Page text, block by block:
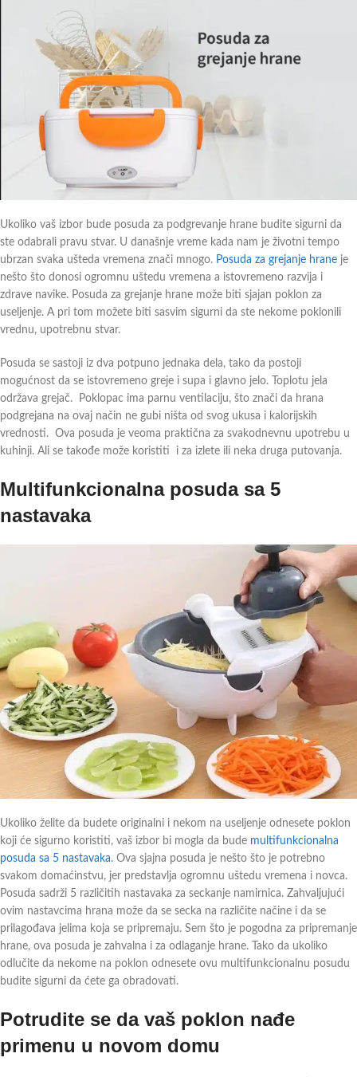
Ukoliko vaš izbor bude posuda za podgrevanje hrane budite sigurni da
ste odabrali pravu stvar. U današnje vreme kada nam je životni tempo
ubrzan svaka ušteda vremena znači mnogo. Posuda za grejanje hrane je
nešto što donosi ogromnu uštedu vremena a istovremeno razvija i
zdrave navike. Posuda za grejanje hrane može biti sjajan poklon za
useljenje. A pri tom možete biti sasvim sigurni da ste nekome poklonili
vrednu, upotrebnu stvar.
Posuda se sastoji iz dva potpuno jednaka dela, tako da postoji
mogućnost da se istovremeno greje i supa i glavno jelo. Toplotu jela
održava grejač. Poklopac ima parnu ventilaciju, što znači da hrana
podgrejana na ovaj način ne gubi ništa od svog ukusa i kalorijskih
vrednosti. Ova posuda je veoma praktična za svakodnevnu upotrebu u
kuhinji. Ali se takođe može koristiti i za izlete ili neka druga putovanja.
Multifunkcionalna posuda sa 5
nastavaka
Ukoliko želite da budete originalni i nekom na useljenje odnesete poklon
koji će sigurno koristiti, vaš izbor bi mogla da bude multifunkcionalna
posuda sa 5 nastavaka. Ova sjajna posuda je nešto što je potrebno
svakom domaćinstvu, jer predstavlja ogromnu uštedu vremena i novca.
Posuda sadrži 5 različitih nastavaka za seckanje namirnica. Zahvaljujući
ovim nastavcima hrana može da se secka na različite načine i da se
prilagođava jelima koja se pripremaju. Sem što je pogodna za pripremanje
hrane, ova posuda je zahvalna i za odlaganje hrane. Tako da ukoliko
odlučite da nekome na poklon odnesete ovu multifunkcionalnu posudu
budite sigurni da ćete ga obradovati.
Potrudite se da vaš poklon nađe
primenu u novom domu